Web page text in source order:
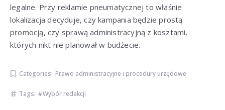
legalne. Przy reklamie pneumatycznej to właśnie
lokalizacja decyduje, czy kampania będzie prostą
promocją, czy sprawą administracyjną z kosztami,
których nikt nie planował w budżecie.
Categories: Prawo administracyjne i procedury urzędowe
Tags: Wybór redakcji